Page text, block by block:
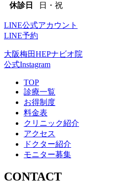
休診日
日・祝
LINE公式アカウント
LINE予約
大阪梅田HEPナビオ院
公式Instagram
TOP
診療一覧
お得制度
料金表
クリニック紹介
アクセス
ドクター紹介
モニター募集
CONTACT